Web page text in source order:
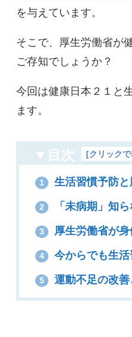
を与えています。
そこで、厚生労働省が
ご存知でしょうか？
今回は健康日本２１と
ます。
▼目次 [クリック
1 生活習慣予防と
2 「未病期」知
3 厚生労働省が
4 今からでも生
5 運動不足の改